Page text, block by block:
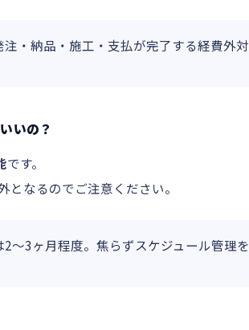
・納品・施工・支払が完了する経費外
いの？
です。
なるのでご注意ください。
〜3ヶ月程度。焦らずスケジュール管理を